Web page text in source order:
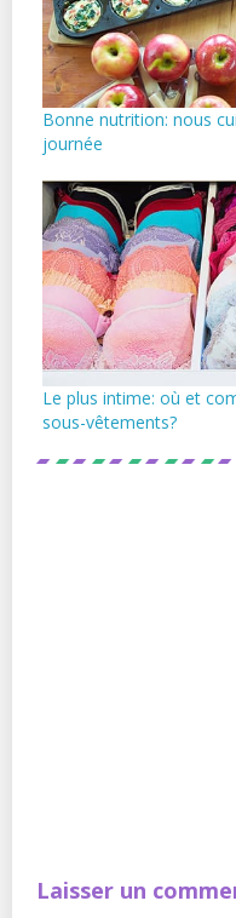
Bonne nutrition: nous
journée
Le plus intime: où et
sous-vêtements?
Laisser un